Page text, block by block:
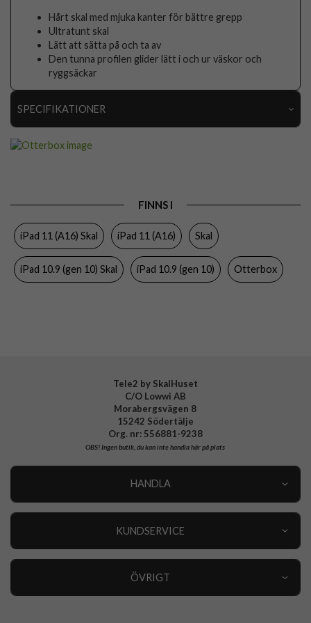
Hårt skal med mjuka kanter för bättre grepp
Ultratunt skal
Lätt att sätta på och ta av
Den tunna profilen glider lätt i och ur väskor och
ryggsäckar
SPECIFIKATIONER
Material Gummi, Hårdplast (PC)
Otterbox
Tillverkarens art nr 77-000751
FINNS I
iPad 11 (A16) Skal iPad 11 (A16) Skal
iPad 10.9 (gen 10) Skal iPad 10.9 (gen 10) Otterbox
Tele2 by SkalHuset
C/O Lowwi AB
Morabergsvägen 8
15242 Södertälje
Org. nr: 556881-9238
OBS!Ingen butik, du kan inte handla här på plats
HANDLA
KUNDSERVICE
ÖVRIGT